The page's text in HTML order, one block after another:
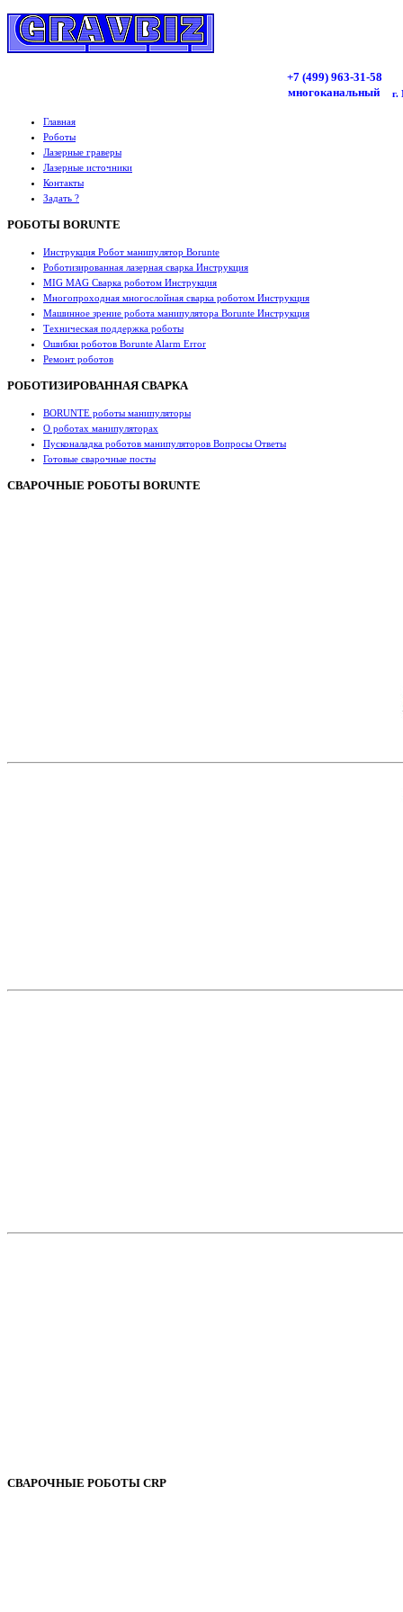
+7 (499) 963-31-58
многоканальный
г.
Главная
Роботы
Лазерные граверы
Лазерные источники
Контакты
Задать ?
РОБОТЫ BORUNTE
Инструкция Робот манипулятор Borunte
Роботизированная лазерная сварка Инструкция
MIG MAG Сварка роботом Инструкция
Многопроходная многослойная сварка роботом Инструкция
Машинное зрение робота манипулятора Borunte Инструкция
Техническая поддержка роботы
Ошибки роботов Borunte Alarm Error
Ремонт роботов
РОБОТИЗИРОВАННАЯ СВАРКА
BORUNTE роботы манипуляторы
О роботах манипуляторах
Пусконаладка роботов манипуляторов Вопросы Ответы
Готовые сварочные посты
СВАРОЧНЫЕ РОБОТЫ BORUNTE
СВАРОЧНЫЕ РОБОТЫ CRP